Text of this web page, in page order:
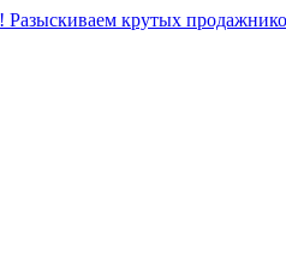
Разыскиваем крутых